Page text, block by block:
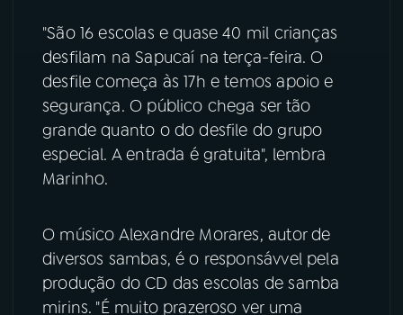
YouTube Facebook
Instagram X
TikTok
"São 16 escolas e quase 40 mil crianças
desfilam na Sapucaí na terça-feira. O
desfile começa às 17h e temos apoio e
segurança. O público chega ser tão
grande quanto o do desfile do grupo
especial. A entrada é gratuita", lembra
Marinho.
O músico Alexandre Morares, autor de
diversos sambas, é o responsávvel pela
produção do CD das escolas de samba
mirins. "É muito prazeroso ver uma